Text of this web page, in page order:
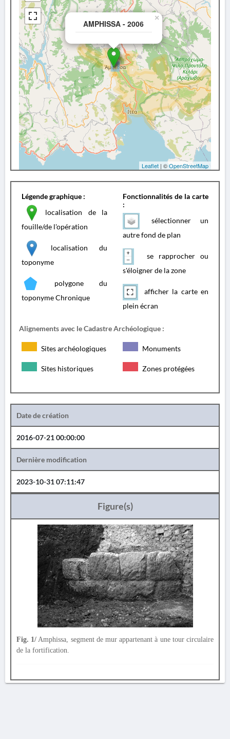
AMPHISSA - 2006
×
Leaflet | ©OpenStreetMap
Légende graphique :
localisation de la
fouille/de l'opération
localisation du
toponyme
polygone du
toponyme Chronique
Fonctionnalités de la carte
:
sélectionner un
autre fond de plan
se rapprocher ou
s'éloigner de la zone
afficher la carte en
plein écran
Alignements avec le Cadastre Archéologique :
Sites archéologiques Monuments
Sites historiques Zones protégées
Date de création
2016-07-21 00:00:00
Dernière modification
2023-10-31 07:11:47
Figure(s)
Fig. 1/ Amphissa, segment de mur appartenant à une tour circulaire
de la fortification.